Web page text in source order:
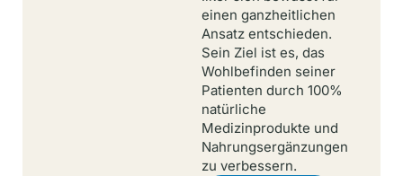
einen ganzheitlichen
Ansatz entschieden.
Sein Ziel ist es, das
Wohlbefinden seiner
Patienten durch 100%
natürliche
Medizinprodukte und
Nahrungsergänzungen
zu verbessern.